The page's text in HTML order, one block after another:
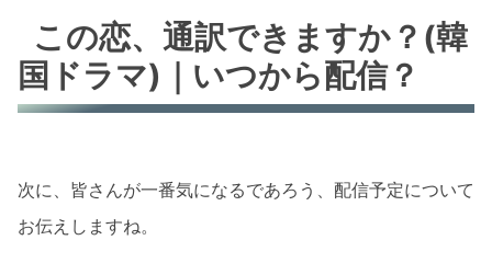
この恋、通訳できますか？(韓
国ドラマ)｜いつから配信？
次に、皆さんが一番気になるであろう、配信予定について
お伝えしますね。